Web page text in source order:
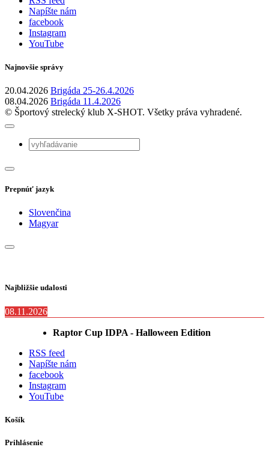
Napíšte nám
facebook
Instagram
YouTube
Najnovšie správy
20.04.2026 Brigáda 25-26.4.2026
08.04.2026 Brigáda 11.4.2026
© Športový strelecký klub X-SHOT. Všetky práva vyhradené.
Prepnúť jazyk
Slovenčina
Magyar
Najbližšie udalosti
08.11.2026
Raptor Cup IDPA - Halloween Edition
RSS feed
Napíšte nám
facebook
Instagram
YouTube
Košík
Prihlásenie